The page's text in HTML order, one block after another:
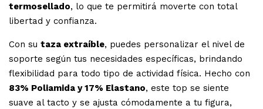
termosellado, lo que te permitirá moverte con total
libertad y confianza.
Con su taza extraíble, puedes personalizar el nivel de
soporte según tus necesidades específicas, brindando
flexibilidad para todo tipo de actividad física. Hecho con
83% Poliamida y 17% Elastano, este top se siente
suave al tacto y se ajusta cómodamente a tu figura,